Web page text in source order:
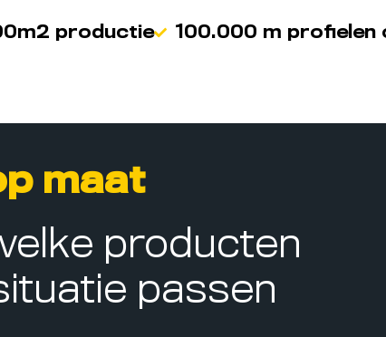
productie 100.000 m profielen
maat
producten
passen